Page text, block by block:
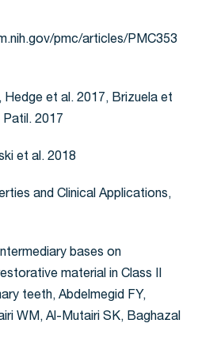
pmc/articles/PMC353
Hedge et al. 2017, Brizuela et
2017
et al. 2018
and Clinical Applications,
bases on
material in Class II
teeth, Abdelmegid FY,
WM, Al-Mutairi SK, Baghazal